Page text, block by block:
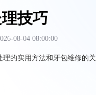
技巧
08-04 08:00:00
理的实用方法和牙包维修的